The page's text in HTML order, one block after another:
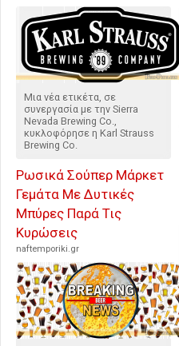
Μια νέα ετικέτα, σε
συνεργασία με την Sierra
Nevada Brewing Co.,
κυκλοφόρησε η Karl Strauss
Brewing Co.
Ρωσικά Σούπερ Μάρκετ
Γεμάτα Με Δυτικές
Μπύρες Παρά Τις
Κυρώσεις
naftemporiki.gr